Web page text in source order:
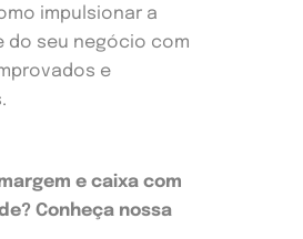
impulsionar a
do seu negócio com
e
e caixa com
Conheça nossa